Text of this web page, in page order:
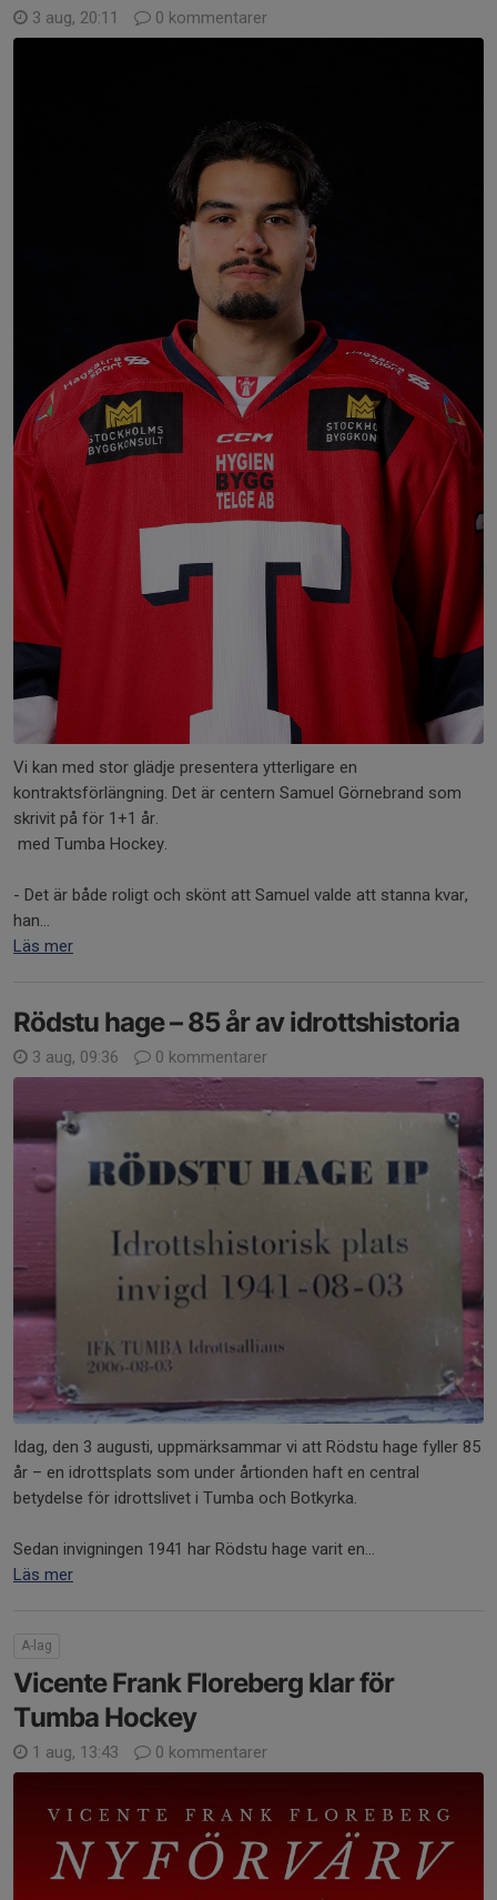
3 aug, 20:11 0 kommentarer
Vi kan med stor glädje presentera ytterligare en
kontraktsförlängning. Det är centern Samuel Görnebrand som
skrivit på för 1+1 år.
med Tumba Hockey.
- Det är både roligt och skönt att Samuel valde att stanna kvar,
han...
Läs mer
Rödstu hage – 85 år av idrottshistoria
3 aug, 09:36 0 kommentarer
Idag, den 3 augusti, uppmärksammar vi att Rödstu hage fyller 85
år – en idrottsplats som under årtionden haft en central
betydelse för idrottslivet i Tumba och Botkyrka.
Sedan invigningen 1941 har Rödstu hage varit en...
Läs mer
A-lag
Vicente Frank Floreberg klar för
Tumba Hockey
1 aug, 13:43 0 kommentarer